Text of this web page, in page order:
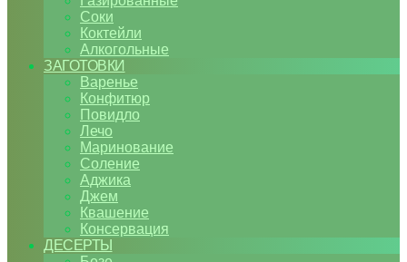
Соки
Коктейли
Алкогольные
ЗАГОТОВКИ
Варенье
Конфитюр
Повидло
Лечо
Маринование
Соление
Аджика
Джем
Квашение
Консервация
ДЕСЕРТЫ